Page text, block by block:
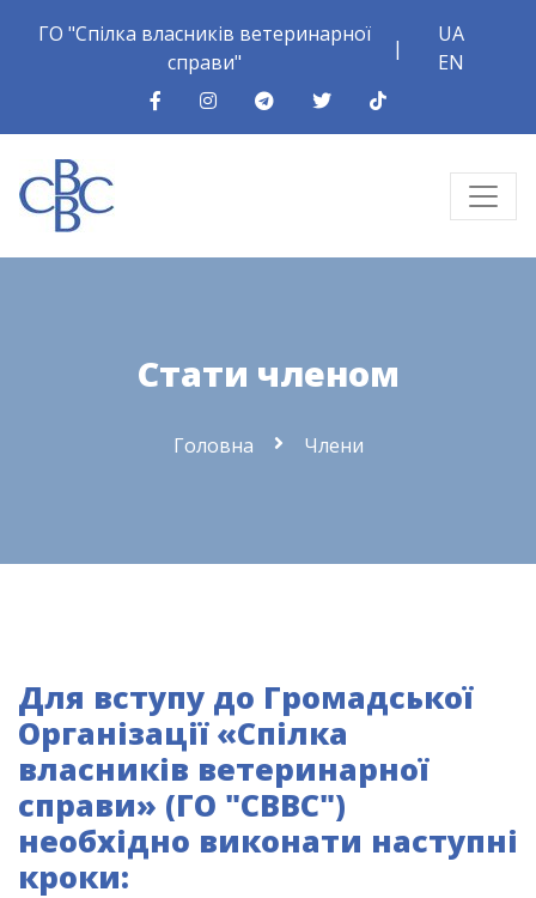
ГО "Спілка власників ветеринарної
справи"
|
UA
EN
Стати членом
Головна Члени
Для вступу до Громадської
Організації «Спілка
власників ветеринарної
справи» (ГО "СВВС")
необхідно виконати наступні
кроки: